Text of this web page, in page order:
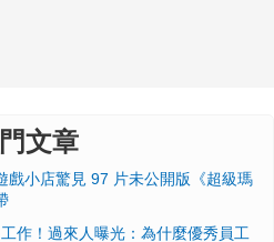
文章
戲小店驚見 97 片未公開版《超級瑪
作！過來人曝光：為什麼優秀員工